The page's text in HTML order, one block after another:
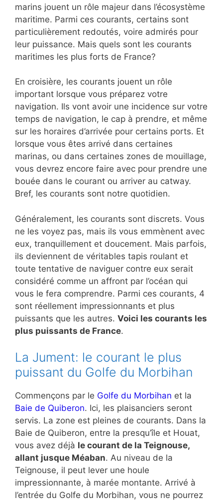
marins jouent un rôle majeur dans l’écosystème
maritime. Parmi ces courants, certains sont
particulièrement redoutés, voire admirés pour
leur puissance. Mais quels sont les courants
maritimes les plus forts de France?
En croisière, les courants jouent un rôle
important lorsque vous préparez votre
navigation. Ils vont avoir une incidence sur votre
temps de navigation, le cap à prendre, et même
sur les horaires d’arrivée pour certains ports. Et
lorsque vous êtes arrivé dans certaines
marinas, ou dans certaines zones de mouillage,
vous devrez encore faire avec pour prendre une
bouée dans le courant ou arriver au catway.
Bref, les courants sont notre quotidien.
Généralement, les courants sont discrets. Vous
ne les voyez pas, mais ils vous emmènent avec
eux, tranquillement et doucement. Mais parfois,
ils deviennent de véritables tapis roulant et
toute tentative de naviguer contre eux serait
considéré comme un affront par l’océan qui
vous le fera comprendre. Parmi ces courants, 4
sont réellement impressionnants et plus
puissants que les autres. Voici les courants les
plus puissants de France.
La Jument: le courant le plus
puissant du Golfe du Morbihan
Commençons par le Golfe du Morbihan et la
Baie de Quiberon. Ici, les plaisanciers seront
servis. La zone est pleines de courants. Dans la
Baie de Quiberon, entre la presqu’île et Houat,
vous avez déjà le courant de la Teignouse,
allant jusque Méaban. Au niveau de la
Teignouse, il peut lever une houle
impressionnante, à marée montante. Arrivé à
l’entrée du Golfe du Morbihan, vous ne pourrez